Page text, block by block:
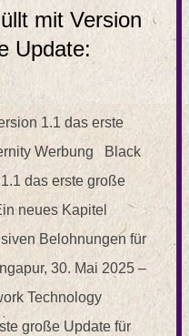
mit Version
Update:
1.1 das erste
Werbung Black
das erste große
neues Kapitel
Belohnungen für
30. Mai 2025 –
Technology
große Update für